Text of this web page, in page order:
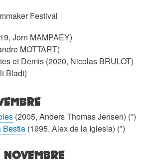
Festival
Jorn MAMPAEY)
MOTTART)
et Demis (2020, Nicolas BRULOT)
Bladt)
(2005, Anders Thomas Jensen) (*)
Bestia (1995, Alex de la Iglesia) (*)